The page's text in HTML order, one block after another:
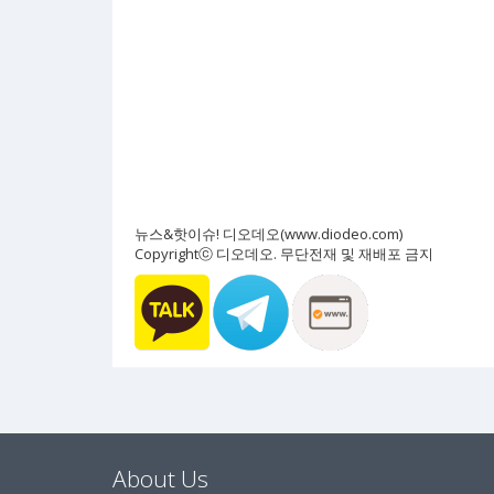
뉴스&핫이슈! 디오데오(www.diodeo.com)
Copyrightⓒ 디오데오. 무단전재 및 재배포 금지
About Us